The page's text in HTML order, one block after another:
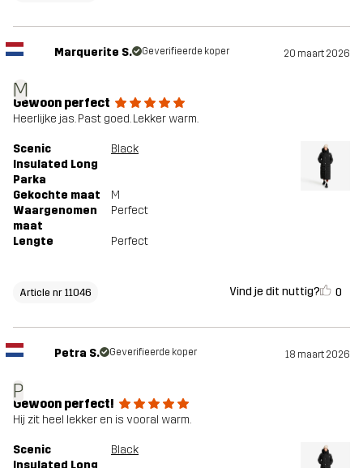
M
Marquerite S. Geverifieerde koper 20 maart 2026
Gewoon perfect
Heerlijke jas. Past goed. Lekker warm.
Scenic
Insulated Long
Parka
Black
Gekochte maat
M
Waargenomen
maat
Perfect
Lengte Perfect
Article nr 11046 Vind je dit nuttig? 0
P
Petra S. Geverifieerde koper 18 maart 2026
Gewoon perfect!
Hij zit heel lekker en is vooral warm.
Scenic
Black